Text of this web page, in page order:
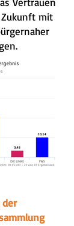
mit